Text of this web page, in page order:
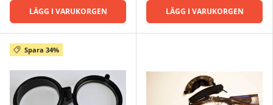
LÄGG I VARUKORGEN LÄGG I VARUKORGEN
Spara 34%